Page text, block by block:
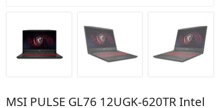
MSI PULSE GL76 12UGK-620TR Intel